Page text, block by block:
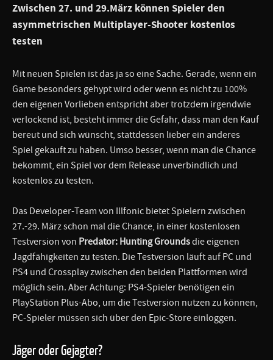
Zwischen 27. und 29.März können Spieler den
asymmetrischen Multiplayer-Shooter kostenlos
testen
Mit neuen Spielen ist das ja so eine Sache. Gerade, wenn ein
Game besonders gehypt wird oder wenn es nicht zu 100%
den eigenen Vorlieben entspricht aber trotzdem irgendwie
verlockend ist, besteht immer die Gefahr, dass man den Kauf
bereut und sich wünscht, stattdessen lieber ein anderes
Spiel gekauft zu haben. Umso besser, wenn man die Chance
bekommt, ein Spiel vor dem Release unverbindlich und
kostenlos zu testen.
Das Developer-Team von Illfonic bietet Spielern zwischen
27.-29. März schon mal die Chance, in einer kostenlosen
Testversion von Predator: Hunting Groundsdie eigenen
Jagdfähigkeiten zu testen. Die Testversion läuft auf PC und
PS4 und Crossplay zwischen den beiden Plattformen wird
möglich sein. Aber Achtung: PS4-Spieler benötigen ein
PlayStation Plus-Abo, um die Testversion nutzen zu können,
PC-Spieler müssen sich über den Epic-Store einloggen.
Jäger oder Gejagter?